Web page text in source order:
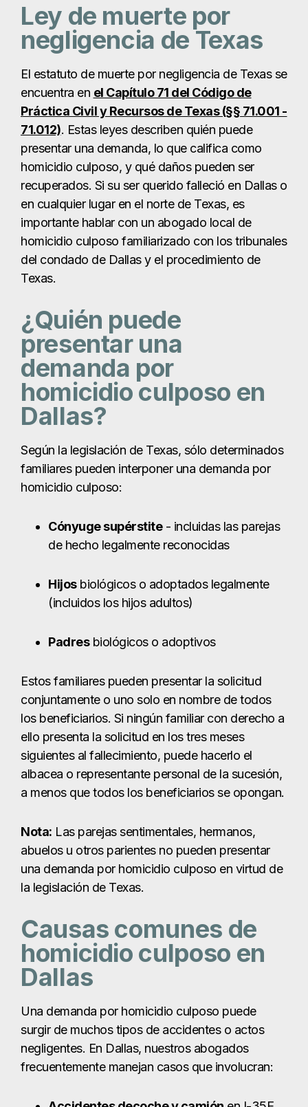
homicidio culposo, y qué daños pueden ser
recuperados. Si su ser querido falleció en Dallas o
en cualquier lugar en el norte de Texas, es
importante hablar con un abogado local de
homicidio culposo familiarizado con los tribunales
del condado de Dallas y el procedimiento de
Texas.
¿Quién puede
presentar una
demanda por
homicidio culposo en
Dallas?
familiares pueden interponer una demanda por
homicidio culposo:
Cónyuge supérstite- incluidas las parejas
de hecho legalmente reconocidas
(incluidos los hijos adultos)
Padresbiológicos o adoptivos
Estos familiares pueden presentar la solicitud
conjuntamente o uno solo en nombre de todos
ello presenta la solicitud en los tres meses
siguientes al fallecimiento, puede hacerlo el
a menos que todos los beneficiarios se opongan.
Nota:Las parejas sentimentales, hermanos,
abuelos u otros parientes no pueden presentar
una demanda por homicidio culposo en virtud de
la legislación de Texas.
Causas comunes de
homicidio culposo en
Dallas
Una demanda por homicidio culposo puede
surgir de muchos tipos de accidentes o actos
negligentes. En Dallas, nuestros abogados
frecuentemente manejan casos que involucran:
Accidentes decoche ycamiónen I-35E,
I-30, y U.S. 75
Accidentes de motocicletaen calles
urbanas o carreteras rurales
Accidentesde peatonesyciclistasen el